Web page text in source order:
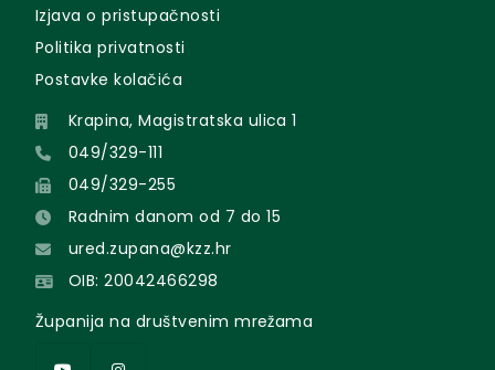
Izjava o pristupačnosti
Politika privatnosti
Postavke kolačića
Krapina, Magistratska ulica 1
049/329-111
049/329-255
Radnim danom od 7 do 15
ured.zupana@kzz.hr
OIB: 20042466298
Županija na društvenim mrežama